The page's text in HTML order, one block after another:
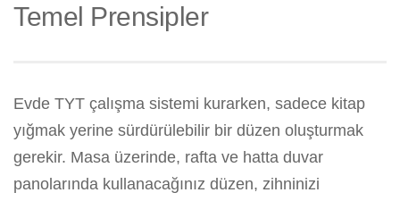
Temel Prensipler
Evde TYT çalışma sistemi kurarken, sadece kitap
yığmak yerine sürdürülebilir bir düzen oluşturmak
gerekir. Masa üzerinde, rafta ve hatta duvar
panolarında kullanacağınız düzen, zihninizi